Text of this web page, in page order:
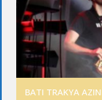
BATI TRAKYA